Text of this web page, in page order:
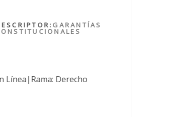
GARANTÍAS
Línea|Rama: Derecho